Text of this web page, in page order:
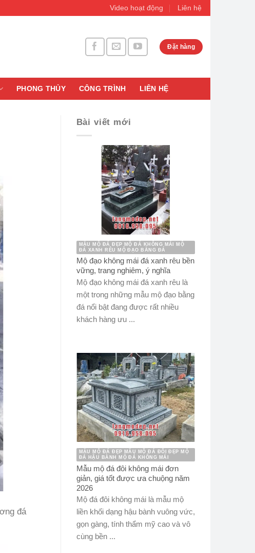
Video hoạt động Liên hệ
Đặt hàng
PHONG THỦY CÔNG TRÌNH LIÊN HỆ
đá
Bài viết mới
MẪU MỘ ĐÁ ĐẸP MỘ ĐÁ KHÔNG MÁI MỘ
ĐÁ XANH RÊU MỘ ĐẠO BẰNG ĐÁ
Mộ đạo không mái đá xanh rêu bền
vững, trang nghiêm, ý nghĩa
Mộ đạo không mái đá xanh rêu là
một trong những mẫu mộ đạo bằng
đá nổi bật đang được rất nhiều
khách hàng ưu ...
MẪU MỘ ĐÁ ĐẸP MẪU MỘ ĐÁ ĐÔI ĐẸP MỘ
ĐÁ HẬU BÀNH MỘ ĐÁ KHÔNG MÁI
Mẫu mộ đá đôi không mái đơn
giản, giá tốt được ưa chuộng năm
2026
Mộ đá đôi không mái là mẫu mộ
liền khối dạng hậu bành vuông vức,
gọn gàng, tính thẩm mỹ cao và vô
cùng bền ...